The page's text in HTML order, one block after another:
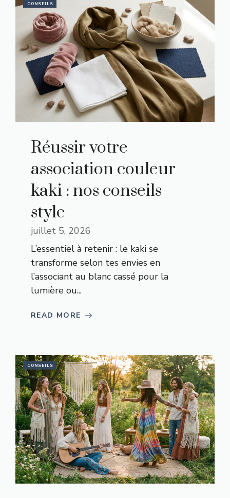
CONSEILS
Réussir votre
association couleur
kaki : nos conseils
style
juillet 5, 2026
L’essentiel à retenir : le kaki se
transforme selon tes envies en
l’associant au blanc cassé pour la
lumière ou...
READ MORE
CONSEILS